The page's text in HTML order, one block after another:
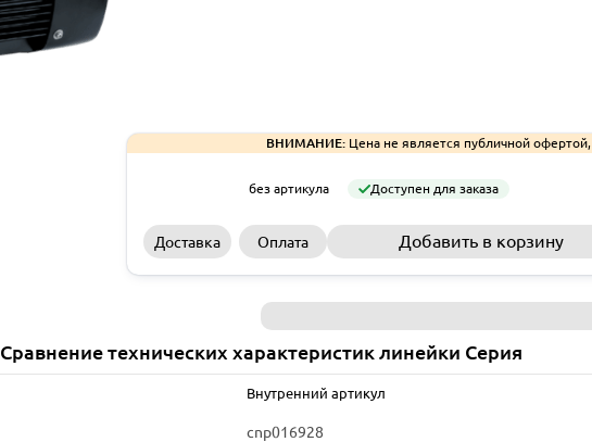
ВНИМАНИЕ:Цена не является публичной
без артикула Доступен для заказа
Доставка Оплата Добавить в корзину
Сравнение технических характеристик линейки Серия
Внутренний артикул
cnp016928